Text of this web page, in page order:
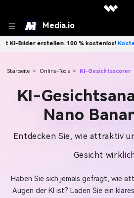
Media.io
100 % kostenlos!Kostenlos
Startseite > Online-Tools > KI-Gesichtsscorer
KI-
Nano
Entdecken Sie, wie attraktiv
Gesicht
Haben Sie sich jemals gefragt, wie
Augen der KI ist? Laden Sie ein